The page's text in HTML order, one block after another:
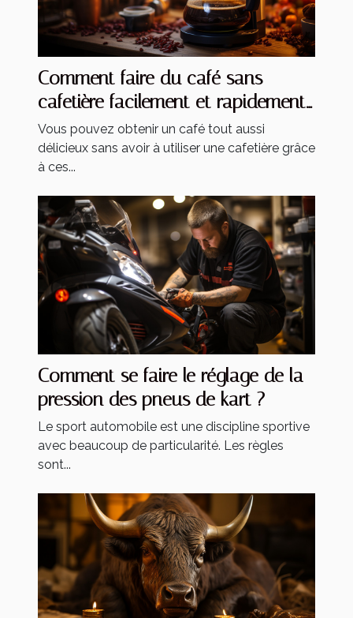
Comment faire du café sans
cafetière facilement et rapidement
?
Vous pouvez obtenir un café tout aussi
délicieux sans avoir à utiliser une cafetière grâce
à ces...
Comment se faire le réglage de la
pression des pneus de kart ?
Le sport automobile est une discipline sportive
avec beaucoup de particularité. Les règles
sont...